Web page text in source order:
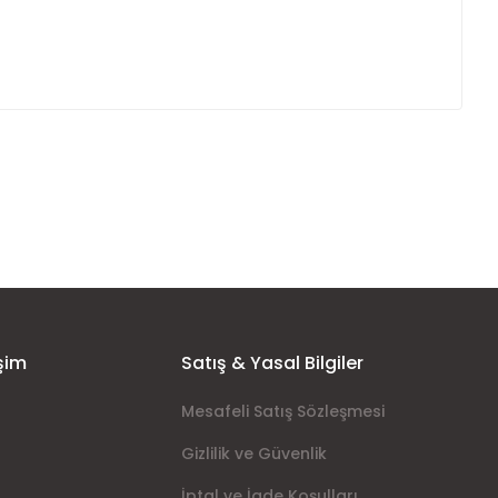
Satış & Yasal Bilgiler
Mesafeli Satış Sözleşmesi
Gizlilik ve Güvenlik